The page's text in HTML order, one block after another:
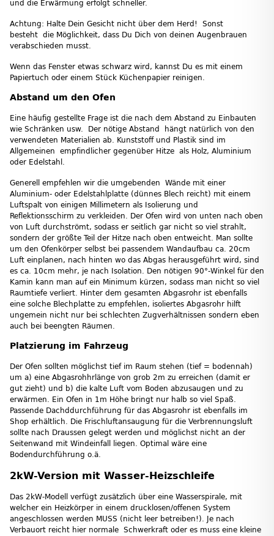
und die Erwärmung erfolgt schneller.
Achtung: Halte Dein Gesicht nicht über dem Herd! Sonst
besteht die Möglichkeit, dass Du Dich von deinen Augenbrauen
verabschieden musst.
Wenn das Fenster etwas schwarz wird, kannst Du es mit einem
Papiertuch oder einem Stück Küchenpapier reinigen.
Abstand um den Ofen
Eine häufig gestellte Frage ist die nach dem Abstand zu Einbauten
wie Schränken usw. Der nötige Abstand hängt natürlich von den
verwendeten Materialien ab. Kunststoff und Plastik sind im
Allgemeinen empfindlicher gegenüber Hitze als Holz, Aluminium
oder Edelstahl.
Generell empfehlen wir die umgebenden Wände mit einer
Aluminium- oder Edelstahlplatte (dünnes Blech reicht) mit einem
Luftspalt von einigen Millimetern als Isolierung und
Reflektionsschirm zu verkleiden. Der Ofen wird von unten nach oben
von Luft durchströmt, sodass er seitlich gar nicht so viel strahlt,
sondern der größte Teil der Hitze nach oben entweicht. Man sollte
um den Ofenkörper selbst bei passendem Wandaufbau ca. 20cm
Luft einplanen, nach hinten wo das Abgas herausgeführt wird, sind
es ca. 10cm mehr, je nach Isolation. Den nötigen 90°-Winkel für den
Kamin kann man auf ein Minimum kürzen, sodass man nicht so viel
Raumtiefe verliert. Hinter dem gesamten Abgasrohr ist ebenfalls
eine solche Blechplatte zu empfehlen, isoliertes Abgasrohr hilft
ungemein nicht nur bei schlechten Zugverhältnissen sondern eben
auch bei beengten Räumen.
Platzierung im Fahrzeug
Der Ofen sollten möglichst tief im Raum stehen (tief = bodennah)
um a) eine Abgasrohhrlänge von grob 2m zu erreichen (damit er
gut zieht) und b) die kalte Luft vom Boden abzusaugen und zu
erwärmen. Ein Ofen in 1m Höhe bringt nur halb so viel Spaß.
Passende Dachddurchführung für das Abgasrohr ist ebenfalls im
Shop erhältlich. Die Frischluftansaugung für die Verbrennungsluft
sollte nach Draussen gelegt werden und möglichst nicht an der
Seitenwand mit Windeinfall liegen. Optimal wäre eine
Bodendurchführung o.ä.
2kW-Version mit Wasser-Heizschleife
Das 2kW-Modell verfügt zusätzlich über eine Wasserspirale, mit
welcher ein Heizkörper in einem drucklosen/offenen System
angeschlossen werden MUSS (nicht leer betreiben!). Je nach
Verbauort reicht hier normale Schwerkraft oder es muss eine kleine